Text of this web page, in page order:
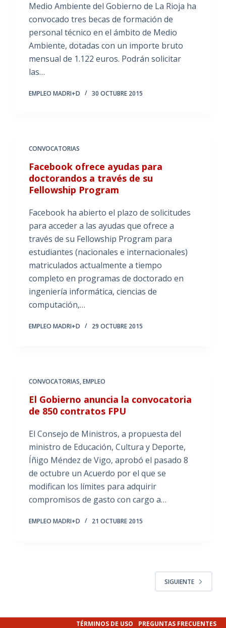
Medio Ambiente del Gobierno de La Rioja ha
convocado tres becas de formación de
personal técnico en el ámbito de Medio
Ambiente, dotadas con un importe bruto
mensual de 1.122 euros. Podrán solicitar
las…
EMPLEO MADRI+D 30 OCTUBRE 2015
CONVOCATORIAS
Facebook ofrece ayudas para
doctorandos a través de su
Fellowship Program
Facebook ha abierto el plazo de solicitudes
para acceder a las ayudas que ofrece a
través de su Fellowship Program para
estudiantes (nacionales e internacionales)
matriculados actualmente a tiempo
completo en programas de doctorado en
ingeniería informática, ciencias de
computación,…
EMPLEO MADRI+D 29 OCTUBRE 2015
CONVOCATORIAS,EMPLEO
El Gobierno anuncia la convocatoria
de 850 contratos FPU
El Consejo de Ministros, a propuesta del
ministro de Educación, Cultura y Deporte,
Íñigo Méndez de Vigo, aprobó el pasado 8
de octubre un Acuerdo por el que se
modifican los límites para adquirir
compromisos de gasto con cargo a…
EMPLEO MADRI+D 21 OCTUBRE 2015
SIGUIENTE
TÉRMINOS DE USO PREGUNTAS FRECUENTES